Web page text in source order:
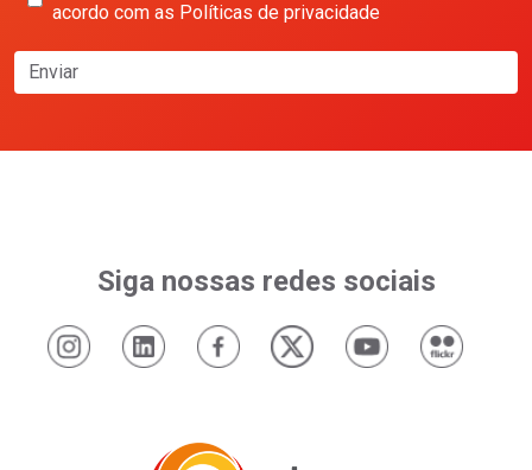
acordo com as Políticas de privacidade
Enviar
Siga nossas redes sociais